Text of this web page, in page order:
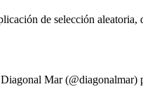
de selección aleatoria,
Mar (@diagonalmar)